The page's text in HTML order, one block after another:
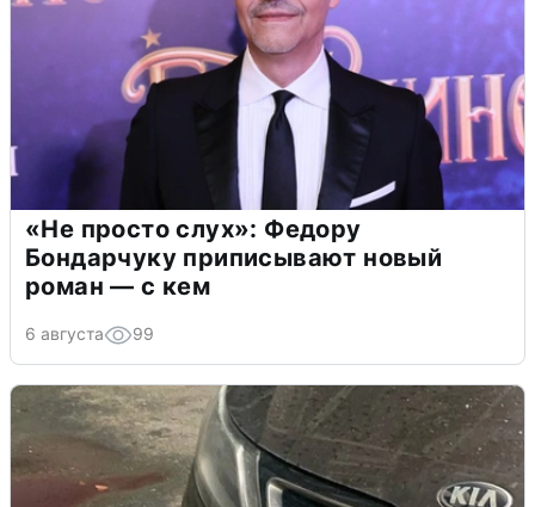
«Не просто слух»: Федору
Бондарчуку приписывают новый
роман — с кем
6 августа 99